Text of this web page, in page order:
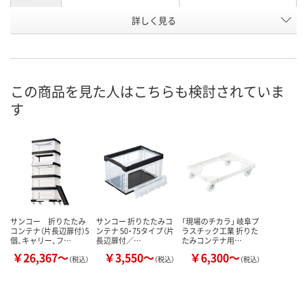
お届け日 8月31日（月）まで 8月27日（木）まで
カゴへ カゴへ
詳しく見る
この商品を見た人はこちらも検討されていま
す
サンコー 折りたたみ
コンテナ（片長辺扉付）5
個、キャリー、フ…
￥26,367～（税込）
サンコー 折りたたみコ
ンテナ 50・75タイプ（片
長辺扉付／…
￥3,550～（税込）
「現場のチカラ」 岐阜プ
ラスチック工業 折りた
たみコンテナ用…
￥6,300～（税込）